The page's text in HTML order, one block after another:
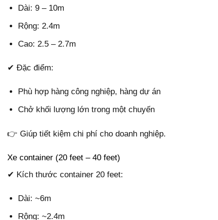
Dài: 9 – 10m
Rộng: 2.4m
Cao: 2.5 – 2.7m
✔ Đặc điểm:
Phù hợp hàng công nghiệp, hàng dự án
Chở khối lượng lớn trong một chuyến
👉 Giúp tiết kiệm chi phí cho doanh nghiệp.
Xe container (20 feet – 40 feet)
✔ Kích thước container 20 feet:
Dài: ~6m
Rộng: ~2.4m